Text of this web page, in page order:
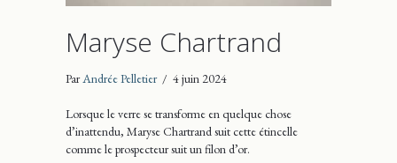
Maryse Chartrand
ParAndrée Pelletier / 4 juin 2024
Lorsque le verre se transforme en quelque chose
d’inattendu, Maryse Chartrand suit cette étincelle
comme le prospecteur suit un filon d’or.